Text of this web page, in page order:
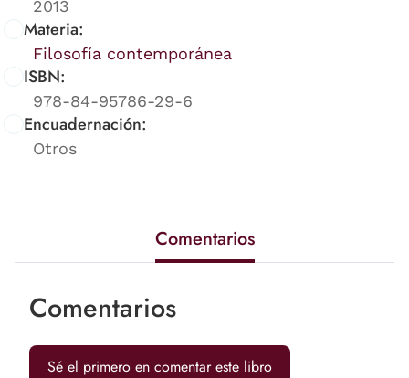
2013
Materia:
Filosofía contemporánea
ISBN:
978-84-95786-29-6
Encuadernación:
Otros
Comentarios
Comentarios
Sé el primero en comentar este libro